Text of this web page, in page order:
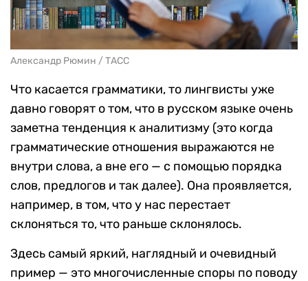
Александр Рюмин / ТАСС
Что касается грамматики, то лингвисты уже
давно говорят о том, что в русском языке очень
заметна тенденция к аналитизму (это когда
грамматические отношения выражаются не
внутри слова, а вне его — с помощью порядка
слов, предлогов и так далее). Она проявляется,
например, в том, что у нас перестает
склоняться то, что раньше склонялось.
Здесь самый яркий, наглядный и очевидный
пример — это многочисленные споры по поводу